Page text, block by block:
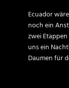
Ecuador
noch ein
zwei
uns ein
Daumen für